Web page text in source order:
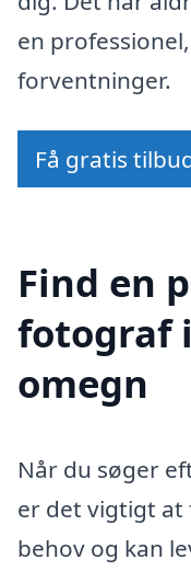
en
forventninger.
Få gratis
Find en
fotograf
omegn
Når du søger
er det vigtigt at
behov og kan